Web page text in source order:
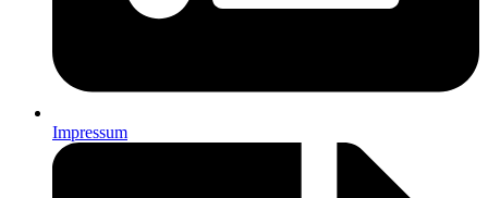
Impressum